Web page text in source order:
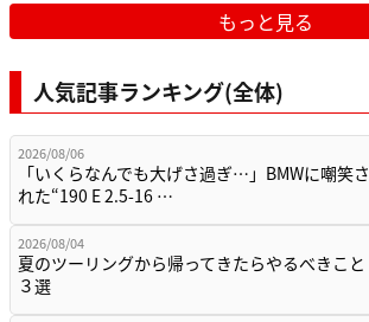
もっと見る
人気記事ランキング(全体)
2026/08/06
「いくらなんでも大げさ過ぎ…」BMWに嘲笑さ
れた“190 E 2.5-16 …
2026/08/04
夏のツーリングから帰ってきたらやるべきこと
３選